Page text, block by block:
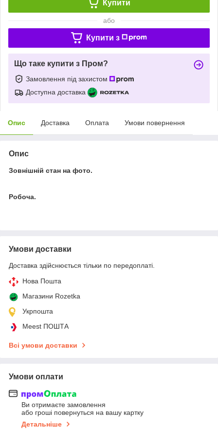
Купити
або
Купити з
Що таке купити з Пром?
Замовлення під захистом
Доступна доставка
Опис Доставка Оплата Умови повернення
Опис
Зовнішній стан на фото.
Робоча.
Умови доставки
Доставка здійснюється тільки по передоплаті.
Нова Пошта
Магазини Rozetka
Укрпошта
Meest ПОШТА
Всі умови доставки
Умови оплати
Ви отримаєте замовлення
або гроші повернуться на вашу картку
Детальніше